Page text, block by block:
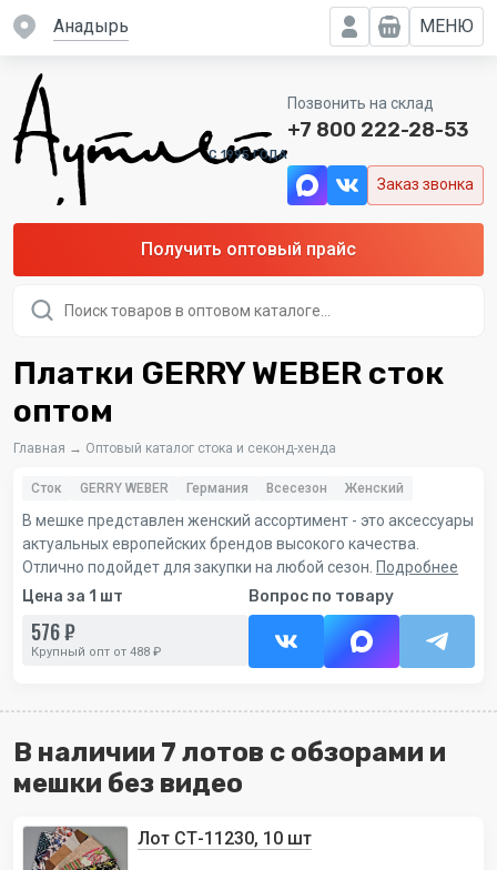
Анадырь МЕНЮ
C 1995 ГОДА
Позвонить на склад
+7 800 222-28-53
Заказ звонка
Получить оптовый прайс
товаров
Платки GERRY WEBER сток
оптом
Главная → Оптовый каталог стока и секонд-хенда
Сток GERRY WEBER Германия Всесезон Женский
В мешке представлен женский ассортимент - это аксессуары
актуальных европейских брендов высокого качества.
Отлично подойдет для закупки на любой сезон. Подробнее
Цена за 1 шт
576 ₽
Крупный опт от 488 ₽
Вопрос по товару
В наличии 7 лотов с обзорами и
мешки без видео
Лот СТ-11230, 10 шт